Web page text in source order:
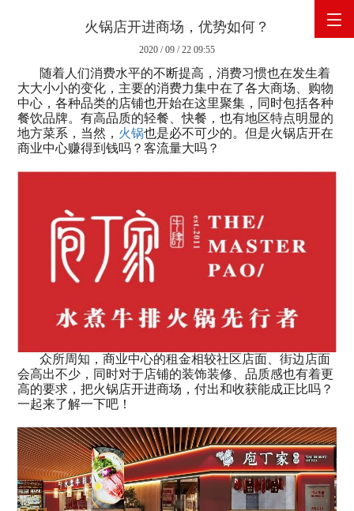
关于庖丁家
企业新闻
联系我们
火锅店开进商场，优势如何？
2020 / 09 / 22 09:55
随着人们消费水平的不断提高，消费习惯也在发生着
大大小小的变化，主要的消费力集中在了各大商场、购物
中心，各种品类的店铺也开始在这里聚集，同时包括各种
餐饮品牌。有高品质的轻餐、快餐，也有地区特点明显的
地方菜系，当然， 火锅也是必不可少的。但是火锅店开在
商业中心赚得到钱吗？客流量大吗？
众所周知，商业中心的租金相较社区店面、街边店面
会高出不少，同时对于店铺的装饰装修、品质感也有着更
高的要求，把火锅店开进商场，付出和收获能成正比吗？
一起来了解一下吧！